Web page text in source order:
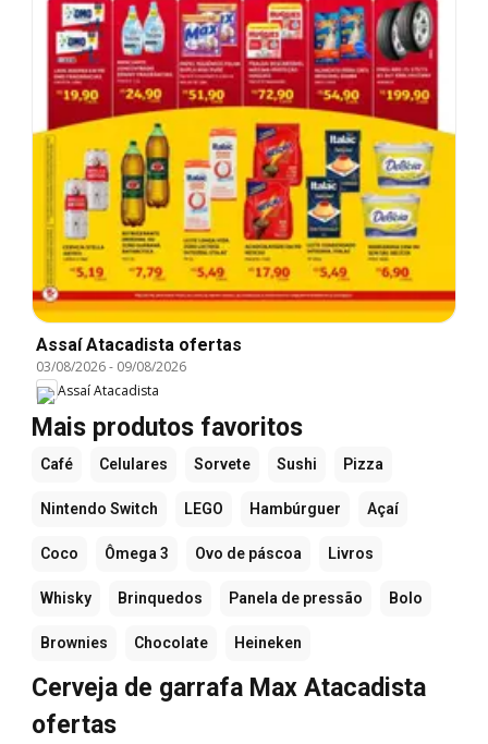
Assaí Atacadista ofertas
03/08/2026- 09/08/2026
Assaí Atacadista
Mais produtos favoritos
Café Celulares Sorvete Sushi Pizza
Nintendo Switch LEGO Hambúrguer Açaí
Coco Ômega 3 Ovo de páscoa Livros
Whisky Brinquedos Panela de pressão Bolo
Brownies Chocolate Heineken
Cerveja de garrafa Max Atacadista
ofertas